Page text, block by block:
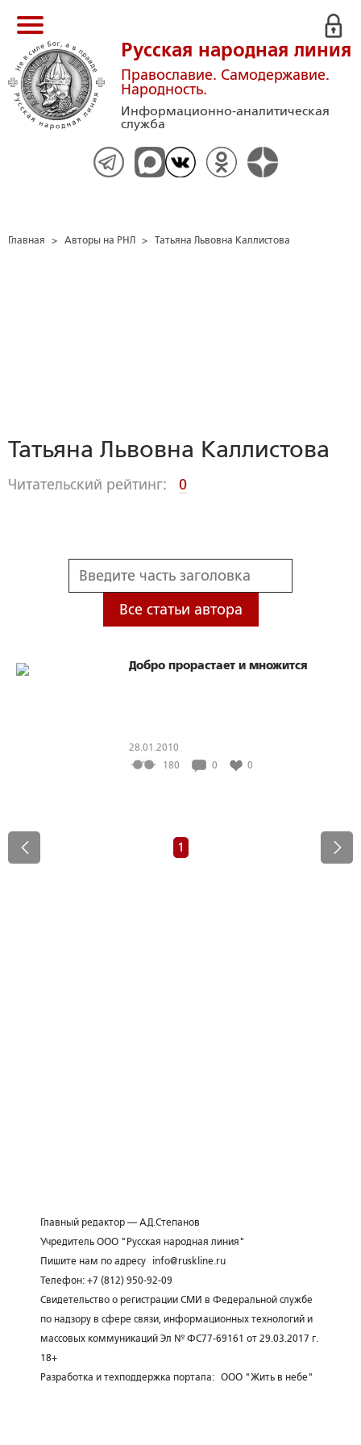
Русская народная линия
Православие. Самодержавие.
Народность.
Информационно-аналитическая
служба
Главная > Авторы на РНЛ > Татьяна Львовна Каллистова
Татьяна Львовна Каллистова
Читательский рейтинг: 0
Все статьи автора
Добро прорастает и множится
28.01.2010
180
0 0
1
Главный редактор — А.Д.Степанов
Учредитель ООО "Русская народная линия"
Пишите нам по адресу
info@ruskline.ru
Телефон: +7 (812) 950-92-09
Свидетельство о регистрации СМИ в Федеральной службе
по надзору в сфере связи, информационных технологий и
массовых коммуникаций Эл № ФС77-69161 от 29.03.2017 г.
18+
Разработка и техподдержка портала: ООО "Жить в небе"